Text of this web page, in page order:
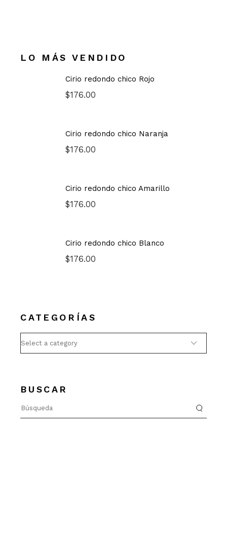
LO MÁS VENDIDO
Cirio redondo chico Rojo
$176.00
Cirio redondo chico Naranja
$176.00
Cirio redondo chico Amarillo
$176.00
Cirio redondo chico Blanco
$176.00
CATEGORÍAS
BUSCAR